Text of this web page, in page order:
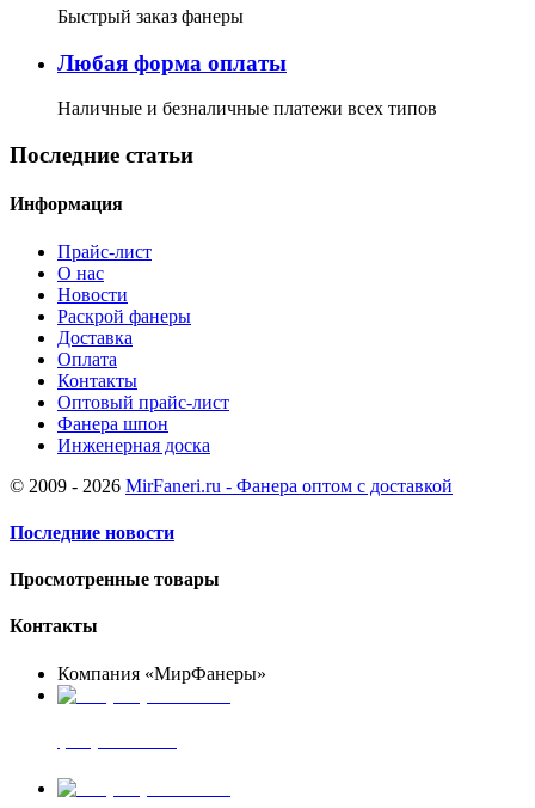
Быстрый заказ фанеры
Любая форма оплаты
Наличные и безналичные платежи всех типов
Последние статьи
Информация
Прайс-лист
О нас
Новости
Раскрой фанеры
Доставка
Оплата
Контакты
Оптовый прайс-лист
Фанера шпон
Инженерная доска
© 2009 - 2026 MirFaneri.ru - Фанера оптом с доставкой
Последние новости
Просмотренные товары
Контакты
Компания «МирФанеры»